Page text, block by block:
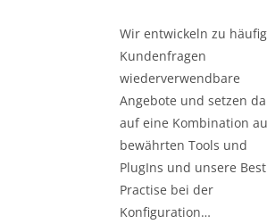
Wir entwickeln zu
Kundenfragen
wiederverwendbare
Angebote und setzen
auf eine Kombination
bewährten Tools und
PlugIns und unsere Best
Practise bei der
Konfiguration…